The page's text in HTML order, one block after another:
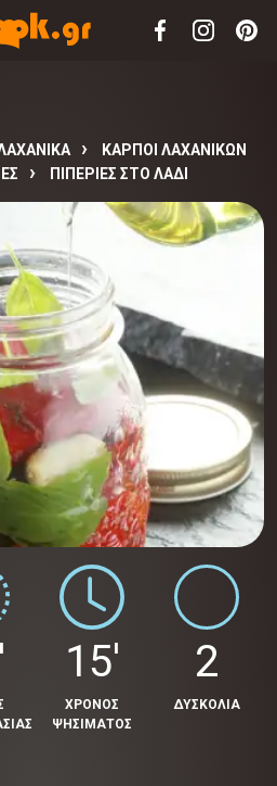
ΚΑΡΠΟΙ ΛΑΧΑΝΙΚΩΝ
ΠΙΠΕΡΙΈΣ ΣΤΟ ΛΆΔΙ
15'
ΧΡΟΝΟΣ
ΨΗΣΙΜΑΤΟΣ
2
ΔΥΣΚΟΛΙΑ